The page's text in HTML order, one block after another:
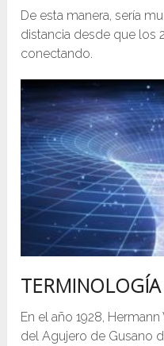
De esta manera, sería
distancia desde que los
conectando.
TERMINOLOGÍA
En el año 1928,
del Agujero de Gusano